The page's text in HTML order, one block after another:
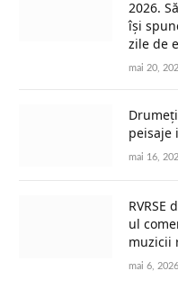
2026.
își
zile de
mai 20,
peisaje
mai 16,
RVRSE
ul
muzicii
mai 6, 2026